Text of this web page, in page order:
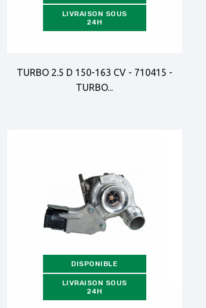
LIVRAISON SOUS
24H
TURBO 2.5 D 150-163 CV - 710415 -
TURBO...
DISPONIBLE
LIVRAISON SOUS
24H